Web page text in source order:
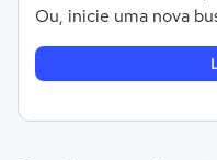
Ou, inicie uma nova